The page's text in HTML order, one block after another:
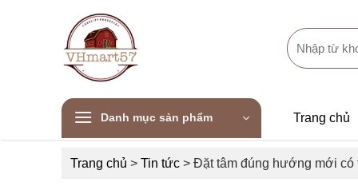
Search
for:
Danh mục sản phẩm Trang chủ
Trang chủ > Tin tức > Đặt tâm đúng hướng mới có